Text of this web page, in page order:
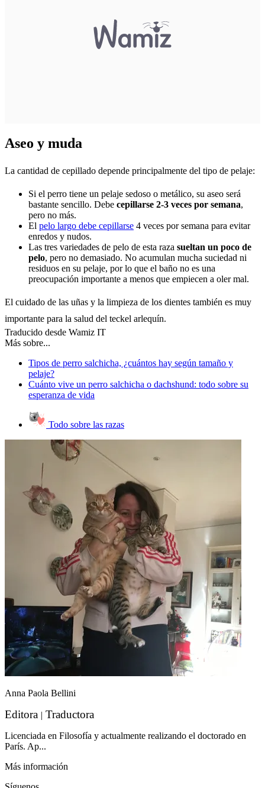
Aseo y muda
La cantidad de cepillado depende principalmente del tipo de pelaje:
Si el perro tiene un pelaje sedoso o metálico, su aseo será
bastante sencillo. Debe cepillarse 2-3 veces por semana,
pero no más.
El pelo largo debe cepillarse 4 veces por semana para evitar
enredos y nudos.
Las tres variedades de pelo de esta raza sueltan un poco de
pelo, pero no demasiado. No acumulan mucha suciedad ni
residuos en su pelaje, por lo que el baño no es una
preocupación importante a menos que empiecen a oler mal.
El cuidado de las uñas y la limpieza de los dientes también es muy
importante para la salud del teckel arlequín.
Traducido desde Wamiz IT
Más sobre...
Tipos de perro salchicha, ¿cuántos hay según tamaño y
pelaje?
Cuánto vive un perro salchicha o dachshund: todo sobre su
esperanza de vida
Todo sobre las razas
Anna Paola Bellini
Editora | Traductora
Licenciada en Filosofía y actualmente realizando el doctorado en
París. Ap...
Más información